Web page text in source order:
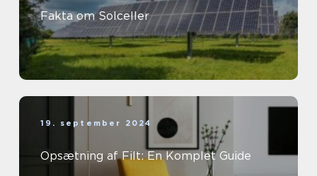
Fakta om Solceller
19. september 2024
Opsætning af Filt: En Komplet Guide